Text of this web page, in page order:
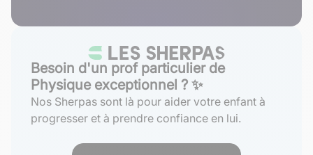
Besoin d'un prof particulier de
Physique exceptionnel ? ✨
Nos Sherpas sont là pour aider votre enfant à
progresser et à prendre confiance en lui.